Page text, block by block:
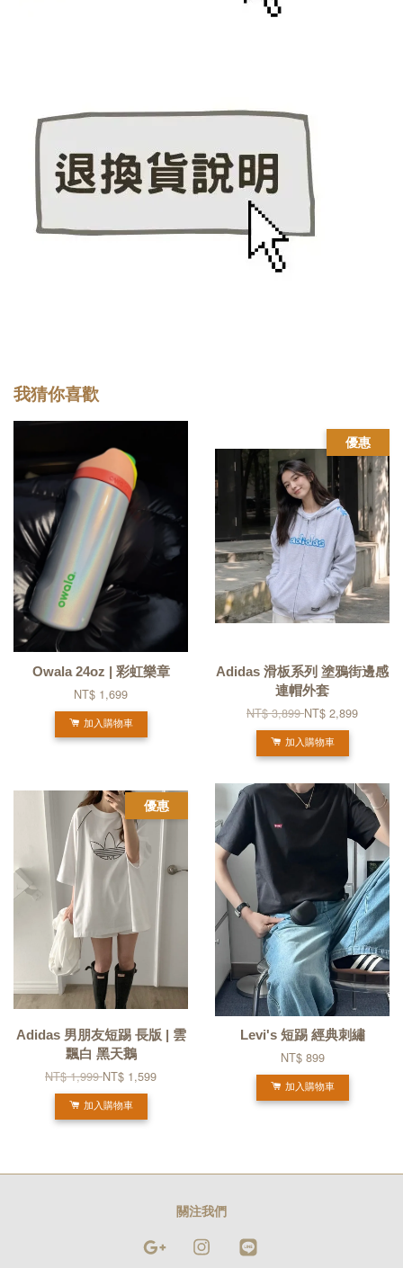
我猜你喜歡
Owala 24oz | 彩虹樂章
NT$ 1,699
加入購物車
優惠
Adidas 滑板系列 塗鴉街邊感
連帽外套
NT$ 3,899NT$ 2,899
加入購物車
優惠
Adidas 男朋友短踢 長版 | 雲
飄白 黑天鵝
NT$ 1,999NT$ 1,599
加入購物車
Levi's 短踢 經典刺繡
NT$ 899
加入購物車
關注我們
Google Instagram